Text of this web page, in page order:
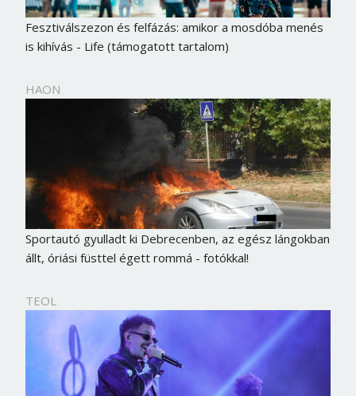
Fesztiválszezon és felfázás: amikor a mosdóba menés
is kihívás - Life (támogatott tartalom)
HAON
Sportautó gyulladt ki Debrecenben, az egész lángokban
állt, óriási füsttel égett rommá - fotókkal!
TEOL